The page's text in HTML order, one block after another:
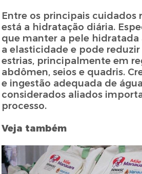
Entre os principais cuidados
está a hidratação diária.
que manter a pele hidratada
a elasticidade e pode
estrias, principalmente em
abdômen, seios e quadris.
e ingestão adequada de
considerados aliados
processo.
Veja também